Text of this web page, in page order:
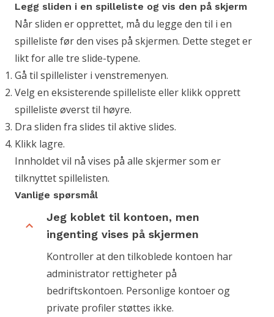
Legg sliden i en spilleliste og vis den på skjerm
Når sliden er opprettet, må du legge den til i en
spilleliste før den vises på skjermen. Dette steget er
likt for alle tre slide-typene.
Gå til spillelister i venstremenyen.
Velg en eksisterende spilleliste eller klikk opprett
spilleliste øverst til høyre.
Dra sliden fra slides til aktive slides.
Klikk lagre.
Innholdet vil nå vises på alle skjermer som er
tilknyttet spillelisten.
Vanlige spørsmål
Jeg koblet til kontoen, men
ingenting vises på skjermen
Kontroller at den tilkoblede kontoen har
administrator rettigheter på
bedriftskontoen. Personlige kontoer og
private profiler støttes ikke.